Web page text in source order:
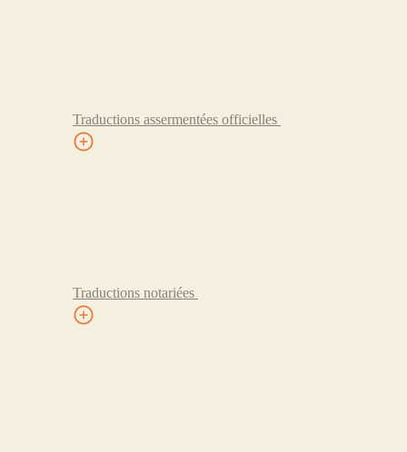
Traductions assermentées officielles
Traductions notariées